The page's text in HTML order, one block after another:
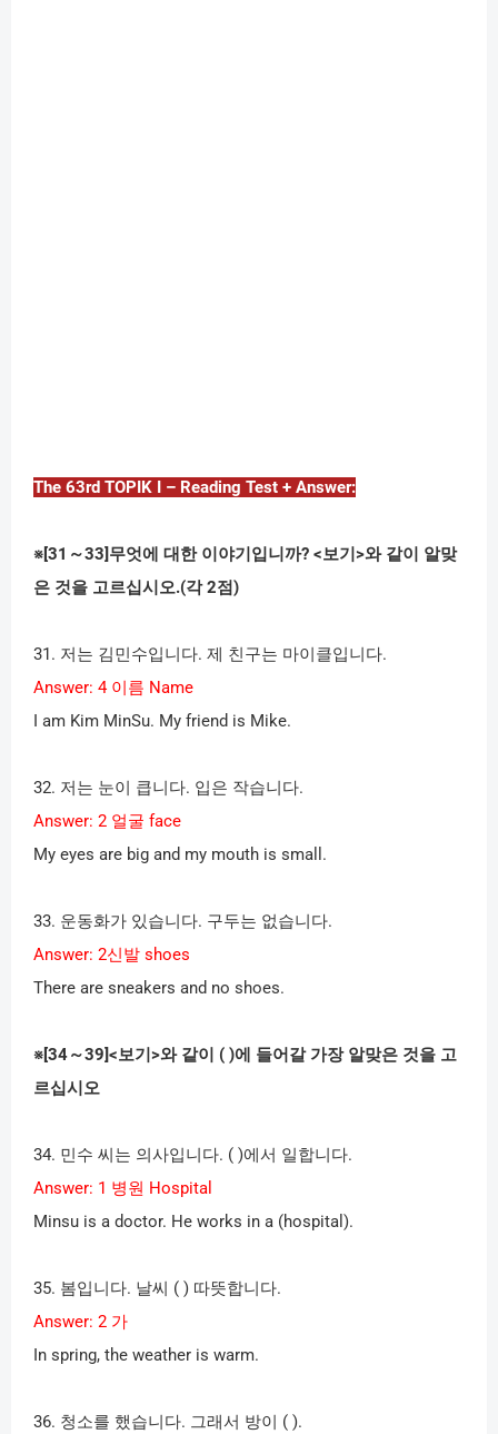
The 63rd TOPIK I – Reading Test + Answer:
※[31 ～33] 무엇에 대한 이야기입니까? <보기 >와 같이 알맞
은 것을 고르십시오.(각2점)
31. 저는 김민수입니다. 제 친구는 마이클입니다.
Answer: 4 이름 Name
I am Kim MinSu. My friend is Mike.
32. 저는 눈이 큽니다. 입은 작습니다.
Answer: 2 얼굴 face
My eyes are big and my mouth is small.
33. 운동화가 있습니다. 구두는 없습니다.
Answer: 2신발 shoes
There are sneakers and no shoes.
※[34～39]<보기 >와 같이 ( )에 들어갈 가장 알맞은 것을 고
르십시오
34. 민수 씨는 의사입니다. ( )에서 일합니다.
Answer: 1 병원 Hospital
Minsu is a doctor. He works in a (hospital).
35. 봄입니다. 날씨 ( ) 따뜻합니다.
Answer: 2 가
In spring, the weather is warm.
36. 청소를 했습니다. 그래서 방이
( ).